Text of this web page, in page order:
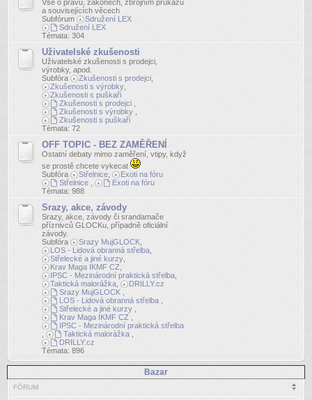
Vše o právu, zákonech, zbrojním průkazu
a souvisejících věcech
Subfórum
Sdružení LEX
Sdružení LEX
Témata: 304
Uživatelské zkušenosti
Uživatelské zkušenosti s prodejci,
výrobky, apod.
Subfóra
Zkušenosti s prodejci
Zkušenosti s výrobky
Zkušenosti s puškaři
Zkušenosti s prodejci,
Zkušenosti s výrobky,
Zkušenosti s puškaři
Témata: 72
OFF TOPIC - BEZ ZAMĚŘENÍ
Ostatní debaty mimo zaměření, vtipy, když
se prostě chcete vykecat
Subfóra
Střelnice
Exoti na fóru
Střelnice,
Exoti na fóru
Témata: 988
Srazy, akce, závody
Srazy, akce, závody či srandamače
příznivců GLOCKu, případně oficiální
závody.
Subfóra
Srazy MujGLOCK
LOS - Lidová obranná střelba
Střelecké a jiné kurzy
Krav Maga IKMF CZ
IPSC - Mezinárodní praktická střelba
Taktická malorážka
DRILLY.cz
Srazy MujGLOCK,
LOS - Lidová obranná střelba,
Střelecké a jiné kurzy,
Krav Maga IKMF CZ
IPSC - Mezinárodní praktická střelba
Taktická malorážka,
DRILLY.cz
Témata: 896
Bazar
FÓRUM